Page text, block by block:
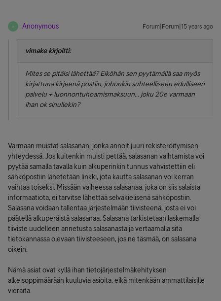
A Anonymous Forum|Forum|15 years ago
vimake kirjoitti:
Mites se pitäisi lähettää? Eiköhän sen pyytämällä saa myös
kirjattuna kirjeenä postiin, johonkin suhteelliseen edulliseen
palvelu + luonnontuhoamismaksuun... joku 20e varmaan
ihan ok sinullekin?
Varmaan muistat salasanan, jonka annoit juuri rekisteröitymisen
yhteydessä. Jos kuitenkin muisti pettää, salasanan vaihtamista voi
pyytää samalla tavalla kuin alkuperinkin tunnus vahvistettiin eli
sähköpostiin lähetetään linkki, jota kautta salasanan voi kerran
vaihtaa toiseksi. Missään vaiheessa salasanaa, joka on siis salaista
informaatiota, ei tarvitse lähettää selväkielisenä sähköpostiin.
Salasana voidaan tallentaa järjestelmään tiivisteenä, josta ei voi
päätellä alkuperäistä salasanaa. Salasana tarkistetaan laskemalla
tiiviste uudelleen annetusta salasanasta ja vertaamalla sitä
tietokannassa olevaan tiivisteeseen, jos ne täsmää, on salasana
oikein.
Nämä asiat ovat kyllä ihan tietojärjestelmäkehityksen
alkeisoppimäärään kuuluvia asioita, eikä mitenkään ammattilaisille
vieraita.